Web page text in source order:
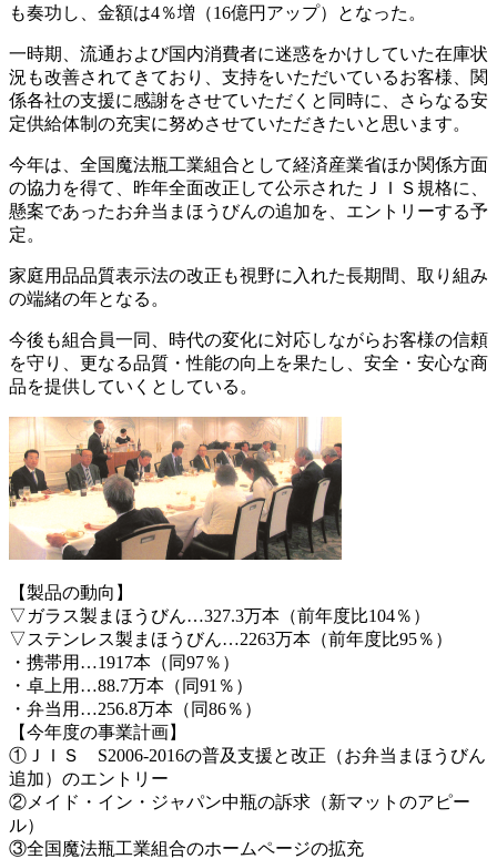
も奏功し、金額は4％増（16億円アップ）となった。
一時期、流通および国内消費者に迷惑をかけしていた在庫状
況も改善されてきており、支持をいただいているお客様、関
係各社の支援に感謝をさせていただくと同時に、さらなる安
定供給体制の充実に努めさせていただきたいと思います。
今年は、全国魔法瓶工業組合として経済産業省ほか関係方面
の協力を得て、昨年全面改正して公示されたＪＩＳ規格に、
懸案であったお弁当まほうびんの追加を、エントリーする予
定。
家庭用品品質表示法の改正も視野に入れた長期間、取り組み
の端緒の年となる。
今後も組合員一同、時代の変化に対応しながらお客様の信頼
を守り、更なる品質・性能の向上を果たし、安全・安心な商
品を提供していくとしている。
【製品の動向】
▽ガラス製まほうびん…327.3万本（前年度比104％）
▽ステンレス製まほうびん…2263万本（前年度比95％）
・携帯用…1917本（同97％）
・卓上用…88.7万本（同91％）
・弁当用…256.8万本（同86％）
【今年度の事業計画】
①ＪＩＳ S2006-2016の普及支援と改正（お弁当まほうびん
追加）のエントリー
②メイド・イン・ジャパン中瓶の訴求（新マットのアピー
ル）
③全国魔法瓶工業組合のホームページの拡充